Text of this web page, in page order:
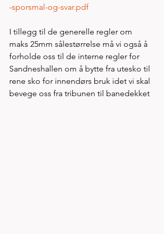
-sporsmal-og-svar.pdf
I tillegg til de generelle regler om
maks 25mm sålestørrelse må vi også å
forholde oss til de interne regler for
Sandneshallen om å bytte fra utesko til
rene sko for innendørs bruk idet vi skal
bevege oss fra tribunen til banedekket